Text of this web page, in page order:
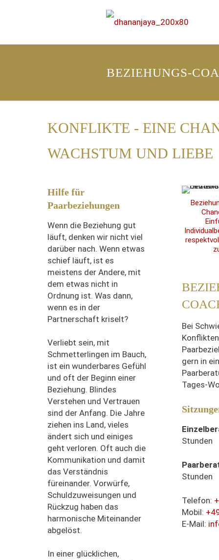
BEZIEHUNGS-
KONFLIKTE - EINE
WACHSTUM UND LIEBE
Hilfe für
Paarbeziehungen
Wenn die Beziehung gut
läuft, denken wir nicht viel
darüber nach. Wenn etwas
schief läuft, ist es
meistens der Andere, mit
dem etwas nicht in
Ordnung ist. Was dann,
wenn es in der
Partnerschaft kriselt?
Verliebt sein, mit
Schmetterlingen im Bauch,
ist ein wunderbares Gefühl
und oft der Beginn einer
Beziehung. Blindes
Verstehen und Vertrauen
sind der Anfang. Die Jahre
ziehen ins Land, vieles
ändert sich und einiges
geht verloren. Oft auch die
Kommunikation und damit
das Verständnis
füreinander. Vorwürfe,
Schuldzuweisungen und
Rückzug haben das
harmonische Miteinander
abgelöst.
In einer glücklichen,
Bei
gern in
Tages-
Stunden
Stunden
Telefon:
Mobil:
E-Mail: